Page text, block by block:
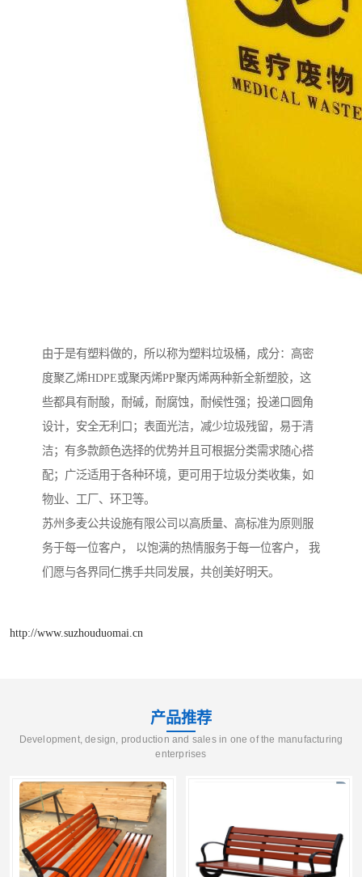
由于是有塑料做的，所以称为塑料垃圾桶，成分：高密
度聚乙烯HDPE或聚丙烯PP聚丙烯两种新全新塑胶，这
些都具有耐酸，耐碱，耐腐蚀，耐候性强；投递口圆角
设计，安全无利口；表面光洁，减少垃圾残留，易于清
洁；有多款颜色选择的优势并且可根据分类需求随心搭
配；广泛适用于各种环境，更可用于垃圾分类收集，如
物业、工厂、环卫等。
苏州多麦公共设施有限公司以高质量、高标准为原则服
务于每一位客户， 以饱满的热情服务于每一位客户， 我
们愿与各界同仁携手共同发展，共创美好明天。
http://www.suzhouduomai.cn
产品推荐
Development, design, production and sales in one of the manufacturing
enterprises